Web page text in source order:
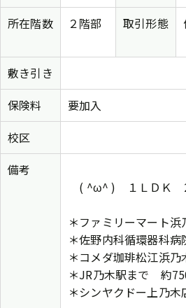
所在階数
２階部 取引形態
敷き引き
保険料
要加入
校区
備考
( ^ω^ ) １ＬＤＫ
＊ファミリーマート
＊佐野内科循環器科
＊コメダ珈琲松江浜
＊JR乃木駅まで 約
＊シンヤクドー上乃